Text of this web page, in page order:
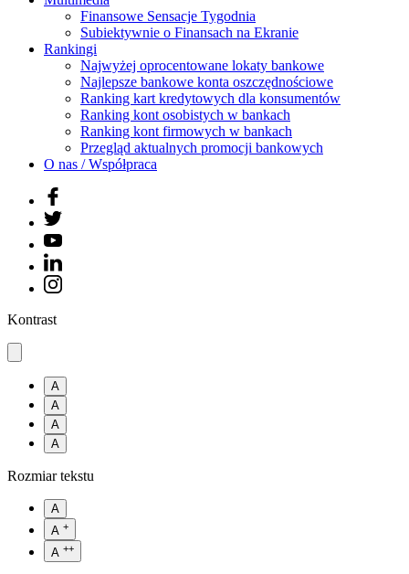
Finansowe Sensacje Tygodnia
Subiektywnie o Finansach na Ekranie
Rankingi
Najwyżej oprocentowane lokaty bankowe
Najlepsze bankowe konta oszczędnościowe
Ranking kart kredytowych dla konsumentów
Ranking kont osobistych w bankach
Ranking kont firmowych w bankach
Przegląd aktualnych promocji bankowych
O nas / Współpraca
Kontrast
A
A
A
A
Rozmiar tekstu
A
A +
A ++